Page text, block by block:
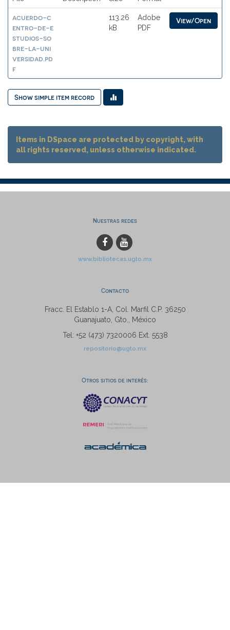
acuerdo-c
entro-de-e
studios-so
bre-la-uni
versidad.pd
f
113.26
kB
Adobe
PDF
View/Open
Show simple item record
Items in DSpace are protected by copyright, with
all rights reserved, unless otherwise indicated.
Nuestras redes
www.bibliotecas.ugto.mx
Contacto
Fracc. El Establo 1-A, Col. Marfil C.P. 36250
Guanajuato, Gto., México
Tel: +52 (473) 7320006 Ext. 5538
repositorio@ugto.mx
Otros sitios de interés: